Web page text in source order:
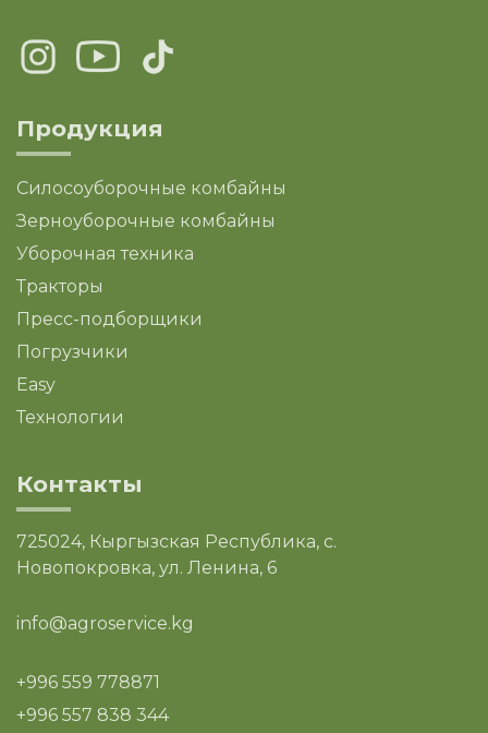
Продукция
Силосоуборочные комбайны
Зерноуборочные комбайны
Уборочная техника
Тракторы
Пресс-подборщики
Погрузчики
Easy
Технологии
Контакты
725024, Кыргызская Республика, с.
Новопокровка, ул. Ленина, 6
info@agroservice.kg
+996 559 778871
+996 557 838 344